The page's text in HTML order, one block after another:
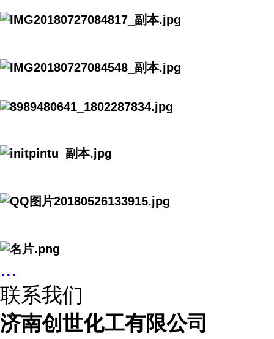
...
联系我们
济南创世化工有限公司